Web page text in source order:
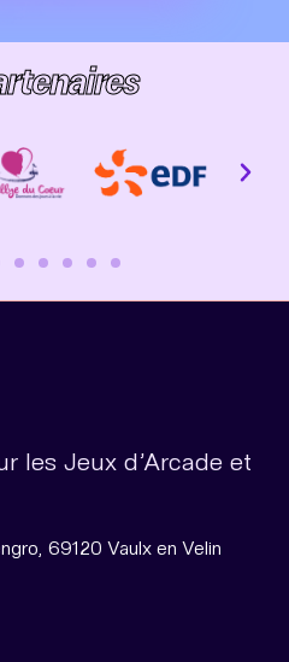
les Jeux d’Arcade et
69120 Vaulx en Velin